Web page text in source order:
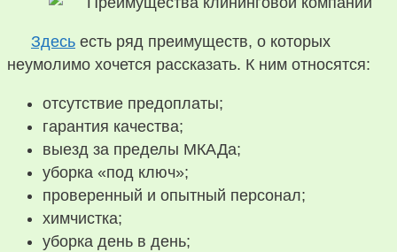
Здесь есть ряд преимуществ, о которых
неумолимо хочется рассказать. К ним относятся:
отсутствие предоплаты;
гарантия качества;
выезд за пределы МКАДа;
уборка «под ключ»;
проверенный и опытный персонал;
химчистка;
уборка день в день;